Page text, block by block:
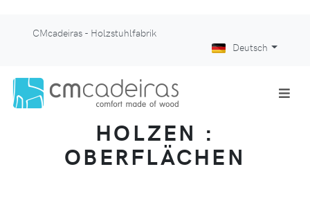
CMcadeiras - Holzstuhlfabrik
Deutsch
HOLZEN :
OBERFLÄCHEN